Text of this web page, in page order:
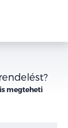
megteheti